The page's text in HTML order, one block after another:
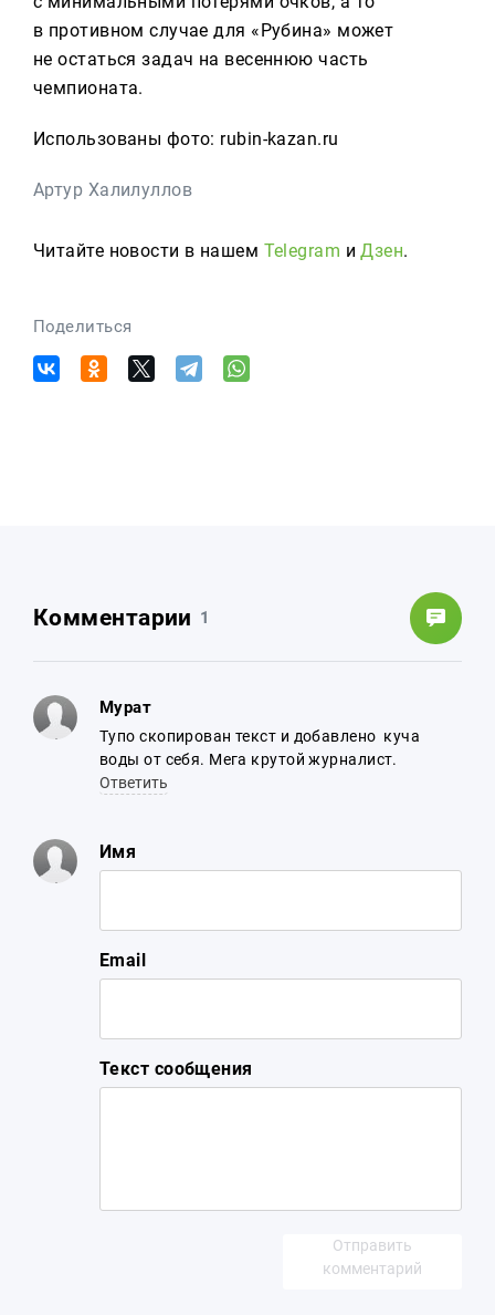
в противном случае для «Рубина» может
не остаться задач на весеннюю часть
чемпионата.
Использованы фото: rubin-kazan.ru
Артур Халилуллов
Читайте новости в нашем Telegram иДзен.
Поделиться
Комментарии 1
Мурат
Тупо скопирован текст и добавлено куча
воды от себя. Мега крутой журналист.
Ответить
Имя
Email
Текст сообщения
Отправить
комментарий